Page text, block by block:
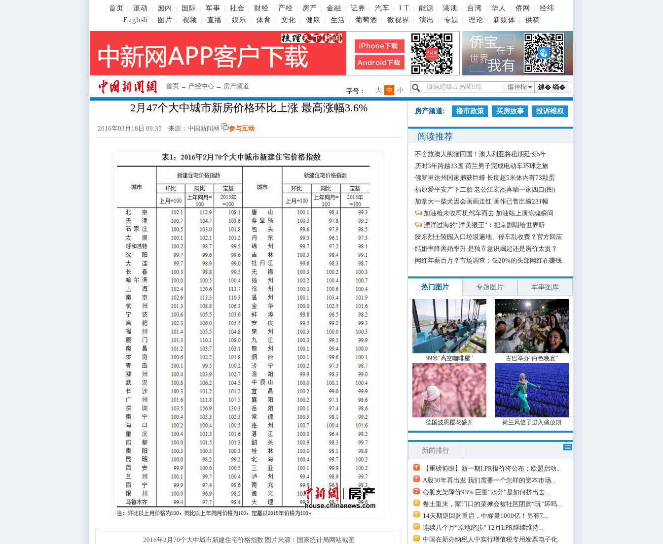
首页 滚动 国内 国际 军事 社会 财经 产经 房产 金融 证券 汽车 I T 能源 港澳 台湾 华人 侨网
经纬
English
图片 视频 直播 娱乐 体育 文化 健康 生活 葡萄酒 微视界 演出 专题 理论 新媒体 供稿
首页 → 产经中心 → 房产频道 鎼� 绱�
鏂伴椈
字号： 小
中
大
2月47个大中城市新房价格环比上涨 最高涨幅3.6%
2016年03月18日 09:35 来源： 中国新闻网 参与互动
2016年2月70个大中城市新建住宅价格指数 图片来源：国家统计局网站截图
房产频道: 楼市政策 买房故事 投诉维权
阅读推荐
·不舍旅澳大熊猫回国！澳大利亚将租期延长5年
·历时3年跨越33国 荷兰男子完成电动车环球之旅
·佛罗里达州国家捕获巨蟒 长度超5米体内有73颗蛋
·福原爱平安产下二胎 老公江宏杰喜晒一家四口(图)
·加拿大一柴犬因会画画走红 画作已售出逾231幅
·
加油枪未收司机驾车而去 加油站上演惊魂瞬间
·
漂洋过海的“洋美猴王”：把京剧唱给世界听
·胶东烈士陵园入口垃圾遍地、停车乱收费？官方回应
·结婚率降离婚率升 是独立意识崛起还是房价太贵？
· 网红年薪百万？市场调查：仅20%的头部网红在赚钱
热门图片 专题图片 军事图库
99米“高空咖啡屋” 古巴举办“白色晚宴”
德国波恩樱花盛开 荷兰风信子进入盛放期
新闻排行
【重磅前瞻】新一期LPR报价将公布；欧盟启动...
A股30年再出发 我们需要一个怎样的资本市场...
心脏支架降价93% 巨量“水分”是如何挤出去...
卷土重来，家门口的菜摊会被社区团购“玩”坏吗...
14天期逆回购重启，中标量1000亿！另有7...
连续八个月“原地踏步” 12月LPR继续维持...
中国在新办纳税人中实行增值税专用发票电子化